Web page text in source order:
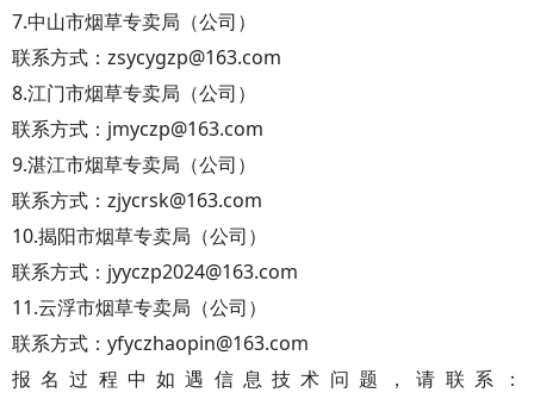
7.中山市烟草专卖局（公司）
联系方式：zsycygzp@163.com
8.江门市烟草专卖局（公司）
联系方式：jmyczp@163.com
9.湛江市烟草专卖局（公司）
联系方式：zjycrsk@163.com
10.揭阳市烟草专卖局（公司）
联系方式：jyyczp2024@163.com
11.云浮市烟草专卖局（公司）
联系方式：yfyczhaopin@163.com
报名过程中如遇信息技术问题，请联系：